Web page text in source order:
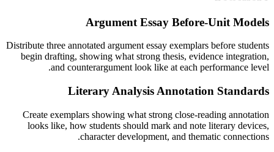
Argument Essay Before-Unit Models
Distribute three annotated argument essay exemplars before students
begin drafting, showing what strong thesis, evidence integration,
and counterargument look like at each performance level.
Literary Analysis Annotation Standards
Create exemplars showing what strong close-reading annotation
looks like, how students should mark and note literary devices,
character development, and thematic connections.